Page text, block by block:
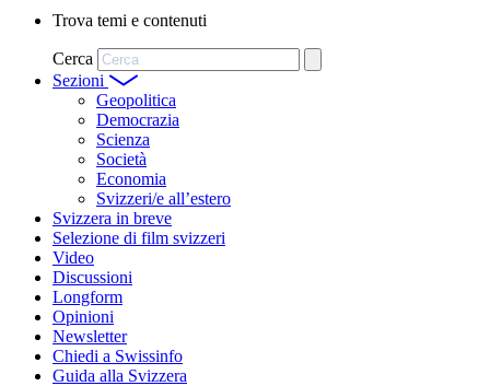
Trova temi e contenuti
Cerca
Sezioni
Geopolitica
Democrazia
Scienza
Società
Economia
Svizzeri/e all’estero
Svizzera in breve
Selezione di film svizzeri
Video
Discussioni
Longform
Opinioni
Newsletter
Chiedi a Swissinfo
Guida alla Svizzera